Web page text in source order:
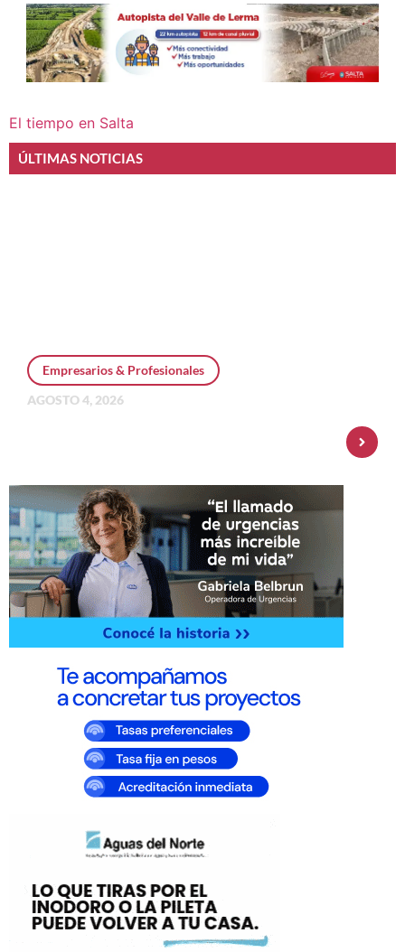
El tiempo en Salta
ÚLTIMAS NOTICIAS
Empresarios & Profesionales
AGOSTO 4, 2026